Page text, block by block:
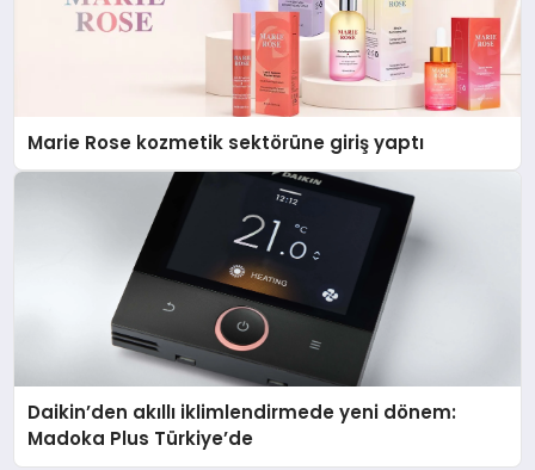
Marie Rose kozmetik sektörüne giriş yaptı
Daikin’den akıllı iklimlendirmede yeni dönem:
Madoka Plus Türkiye’de